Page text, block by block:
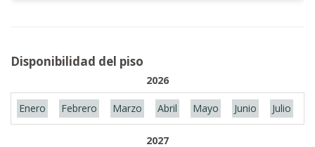
Disponibilidad del piso
2026
Enero Febrero Marzo Abril Mayo Junio Julio
2027